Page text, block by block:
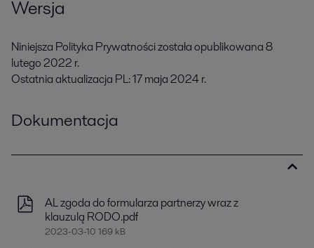
Wersja
Niniejsza Polityka Prywatności została opublikowana 8
lutego 2022 r.
Ostatnia aktualizacja PL: 17 maja 2024 r.
Dokumentacja
AL zgoda do formularza partnerzy wraz z
klauzulą RODO.pdf
2023-03-10 169 kB